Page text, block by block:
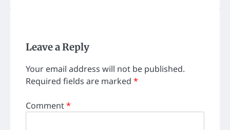
Leave a Reply
Your email address will not be published.
Required fields are marked *
Comment*